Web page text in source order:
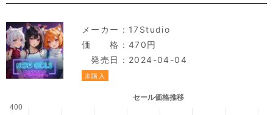
メーカー： 17Studio
価 格：470円
発売日：2024-04-04
未購入